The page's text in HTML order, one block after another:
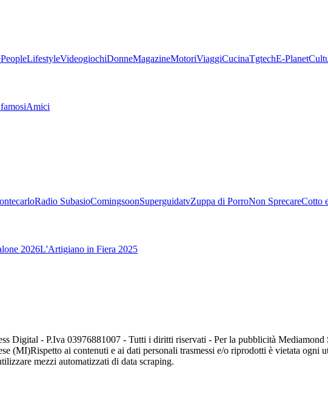
PeopleLifestyleVideogiochiDonneMagazineMotoriViaggiCucinaTgtechE-Planet
Amici
Radio SubasioComingsoonSuperguidatvZuppa di PorroNon SprecareCotto
2026L'Artigiano in Fiera 2025
Digital - P.Iva 03976881007 - Tutti i diritti riservati - Per la pubblicità
(MI)Rispetto ai contenuti e ai dati personali trasmessi e/o riprodotti è vietata ogni
mezzi automatizzati di data scraping.